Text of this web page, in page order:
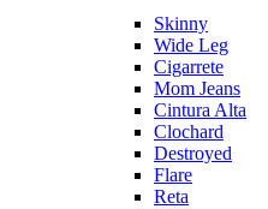
Skinny
Wide Leg
Cigarrete
Mom Jeans
Cintura Alta
Clochard
Destroyed
Flare
Reta